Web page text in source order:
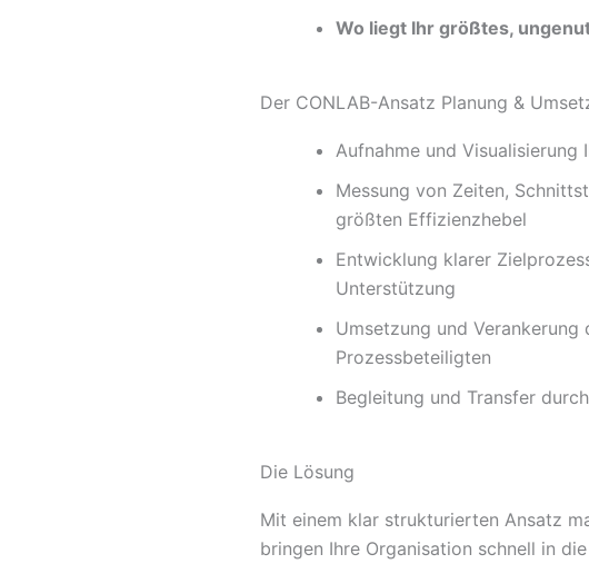
Wo liegt Ihr größtes,
Der CONLAB-Ansatz Planung &
Aufnahme und Visualisierung
Messung von Zeiten,
größten Effizienzhebel
Entwicklung klarer
Unterstützung
Umsetzung und
Prozessbeteiligten
Begleitung und Transfer
Die Lösung
Mit einem klar strukturierten Ansatz
bringen Ihre Organisation schnell in